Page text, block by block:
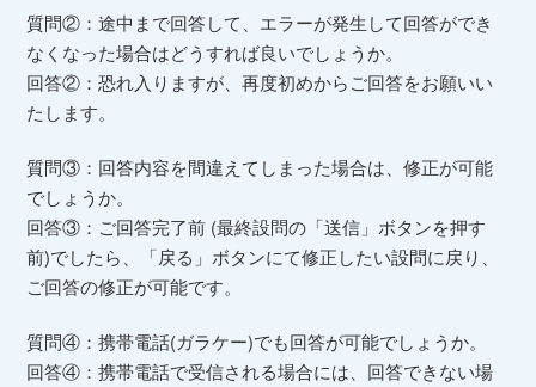
質問②：途中まで回答して、エラーが発生して回答ができ
なくなった場合はどうすれば良いでしょうか。
回答②：恐れ入りますが、再度初めからご回答をお願いい
たします。
質問③：回答内容を間違えてしまった場合は、修正が可能
でしょうか。
回答③：ご回答完了前 (最終設問の「送信」ボタンを押す
前)でしたら、「戻る」ボタンにて修正したい設問に戻り、
ご回答の修正が可能です。
質問④：携帯電話(ガラケー)でも回答が可能でしょうか。
回答④：携帯電話で受信される場合には、回答できない場